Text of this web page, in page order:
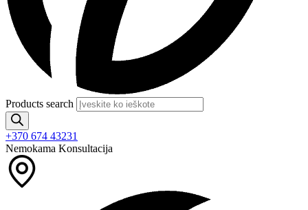
Products search
+370 674 43231
Nemokama Konsultacija